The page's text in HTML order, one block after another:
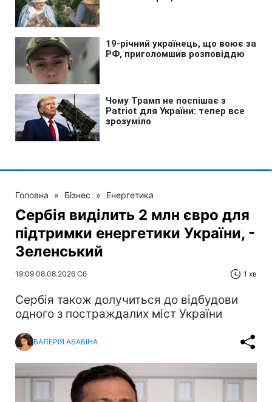
Головна » Бізнес » Енергетика
Сербія виділить 2 млн євро для
підтримки енергетики України, -
Зеленський
19:09 08.08.2026 Сб 1 хв
Сербія також долучиться до відбудови
одного з постраждалих міст України
ВАЛЕРІЯ АБАБІНА